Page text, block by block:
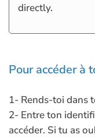
Pour accéder à
1- Rends-toi dans
2- Entre ton
accéder. Si tu as
directly.